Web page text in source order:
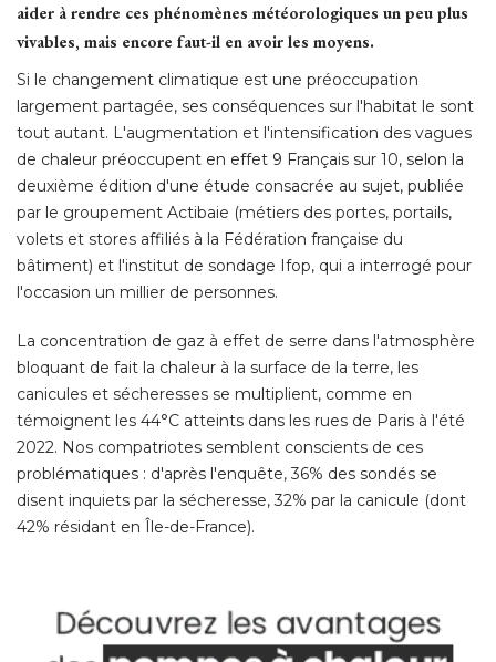
aider à rendre ces phénomènes météorologiques un peu plus
vivables, mais encore faut-il en avoir les moyens.
Si le changement climatique est une préoccupation
largement partagée, ses conséquences sur l'habitat le sont
tout autant. L'augmentation et l'intensification des vagues
de chaleur préoccupent en effet 9 Français sur 10, selon la
deuxième édition d'une étude consacrée au sujet, publiée
par le groupement Actibaie (métiers des portes, portails,
volets et stores affiliés à la Fédération française du
bâtiment) et l'institut de sondage Ifop, qui a interrogé pour
l'occasion un millier de personnes.
La concentration de gaz à effet de serre dans l'atmosphère
bloquant de fait la chaleur à la surface de la terre, les
canicules et sécheresses se multiplient, comme en
témoignent les 44°C atteints dans les rues de Paris à l'été
2022. Nos compatriotes semblent conscients de ces
problématiques : d'après l'enquête, 36% des sondés se
disent inquiets par la sécheresse, 32% par la canicule (dont
42% résidant en Île-de-France).